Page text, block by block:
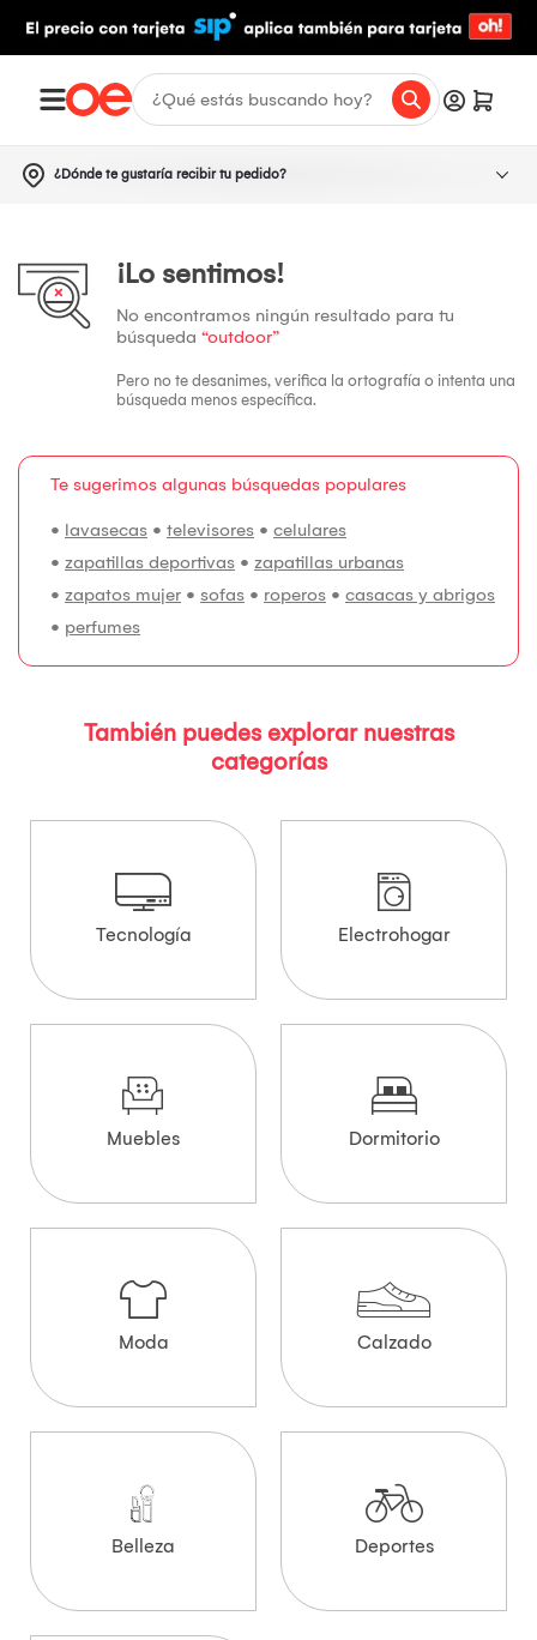
¿Dónde te gustaría recibir tu pedido?
¡Lo sentimos!
No encontramos ningún resultado para tu
búsqueda “outdoor”
Pero no te desanimes, verifica la ortografía o intenta una
búsqueda menos específica.
Te sugerimos algunas búsquedas populares
• lavasecas • televisores • celulares
• zapatillas deportivas • zapatillas urbanas
• zapatos mujer • sofas • roperos • casacas y abrigos
• perfumes
También puedes explorar nuestras
categorías
Tecnología Electrohogar
Muebles Dormitorio
Moda Calzado
Belleza Deportes